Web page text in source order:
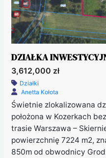
DZIAŁKA
3,612,000 zł
Działki
Anetta Kołota
Świetnie zlokalizowana
położona w Kozerkach
trasie Warszawa –
powierzchnię 7224 m2,
850m od obwodnicy